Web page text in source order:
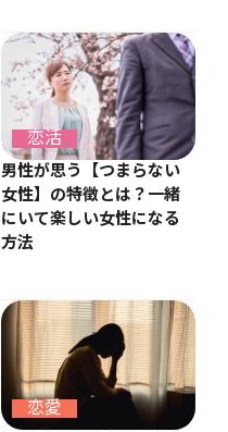
恋活
男性が思う【つまらない
女性】の特徴とは？一緒
にいて楽しい女性になる
方法
恋愛